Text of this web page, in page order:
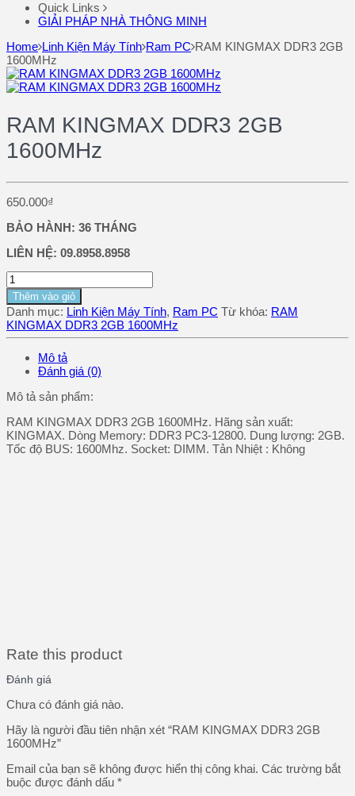
Quick Links
GIẢI PHÁP NHÀ THÔNG MINH
Home Linh Kiện Máy Tính Ram PC RAM KINGMAX DDR3 2GB
1600MHz
RAM KINGMAX DDR3 2GB
1600MHz
650.000₫
BẢO HÀNH: 36 THÁNG
LIÊN HỆ: 09.8958.8958
Thêm vào giỏ
Danh mục: Linh Kiện Máy Tính, Ram PC Từ khóa: RAM
KINGMAX DDR3 2GB 1600MHz
Mô tả
Đánh giá (0)
Mô tả sản phẩm:
RAM KINGMAX DDR3 2GB 1600MHz. Hãng sản xuất:
KINGMAX. Dòng Memory: DDR3 PC3-12800. Dung lượng: 2GB.
Tốc độ BUS: 1600Mhz. Socket: DIMM. Tản Nhiệt : Không
Rate this product
Đánh giá
Chưa có đánh giá nào.
Hãy là người đầu tiên nhận xét “RAM KINGMAX DDR3 2GB
1600MHz”
Email của bạn sẽ không được hiển thị công khai. Các trường bắt
buộc được đánh dấu *